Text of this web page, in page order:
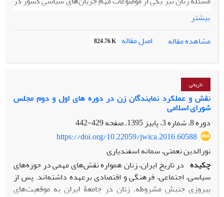
مجلس بوده است. طبق قانون اساسی جمهوری اسلامی ایران،
مسئولیت خطیر تصمیم‌گیری در گسترۀ ملی بر عهدۀ نمایندگان
گذاشته شده و در اصول متعدد آن، بر اهمیت حقوق زنان،
توانمندسازی آنان و ایجاد فرصت‌های مناسب شغلی با رعایت
موازین اسلامی، تأکید شده است. مجلس ششم (1379-1383) با
دوره، زنان منتخب دارای تحصیلات عالی بودند و با تشکیل
«فراکسیون زنان» و حمایت سایر نمایندگان با ارائۀ طرح، اصلاح و
تصویب قوانینی در زمینه‌های اشتغال، تحصیل، تحکیم بنیاد
خانواده، نظام هماهنگ حقوق و روند پیوستن به کنوانسیون رفع
هرگونه تبعیض علیه زنان، به بهبود شرایط بانوان کمک شد. این
پژوهش با بهره‌گیری از روش پژوهش کیفی و رویکردی تحلیلی-
توصیفی، در پی پاسخ‌دادن به این پرسش است که زنان نمایندۀ
مجلس ششم با بهره‌مندی از چه تمهیداتی و چگونه موفق به انجام
تغییرات مذکور شدند؟ فرضیۀ پژوهش نیز چنین است که
نمایندگان زن در این دوره با تشکیل فراکسیون زنان و ارائۀ طرح و
بیشتر
مشاهده مقاله
اصل مقاله 824.76 K
تاریخی
نقش و عملکرد نمایندگان زن در دوره‏ های اول و دوم مجلس
شورای اسلامی
دوره 8، شماره 3، پاییز 1395، صفحه
429-442
https://doi.org/10.22059/jwica.2016.60588
نورالدین نعمتی، سمانه اسفندیاری
چکیده در تاریخ ایران، زنان همواره نقش‌های مهمی در حوزه‌های
سیاسی، اجتماعی، فرهنگی و اقتصادی بر‌عهده داشته‌اند. پس از
پیروزی جنبش مشروطه، زنان در جامعۀ ایران به موقعیت‌های